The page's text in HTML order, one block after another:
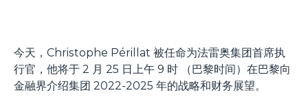
今天，Christophe Périllat 被任命为法雷奥集团首席执
行官，他将于 2 月 25 日上午 9 时 （巴黎时间）在巴黎向
金融界介绍集团 2022-2025 年的战略和财务展望。